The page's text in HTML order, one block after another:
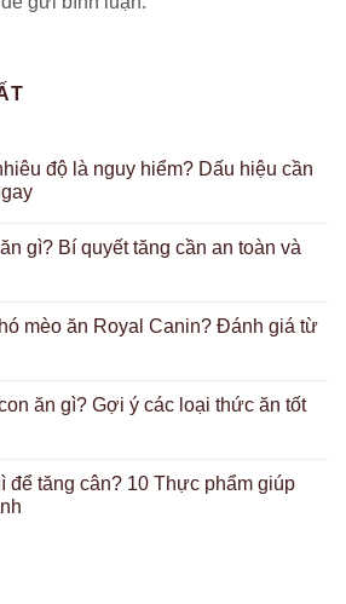
độ là nguy hiểm? Dấu hiệu cần
gì? Bí quyết tăng cần an toàn và
mèo ăn Royal Canin? Đánh giá từ
ăn gì? Gợi ý các loại thức ăn tốt
để tăng cân? 10 Thực phẩm giúp